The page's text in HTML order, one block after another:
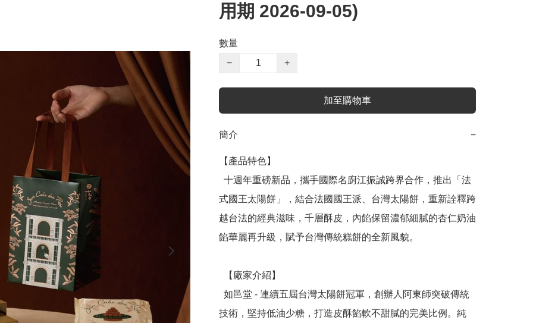
用期 2026-09-05)
數量
−
+
加至購物車
簡介 −
【產品特色】
式國王太陽餅」，結合法國國王派、台灣太陽餅，重新詮釋跨
越台法的經典滋味，千層酥皮，內餡保留濃郁細膩的杏仁奶油
餡華麗再升級，賦予台灣傳統糕餅的全新風貌。
技術，堅持低油少糖，打造皮酥餡軟不甜膩的完美比例。純